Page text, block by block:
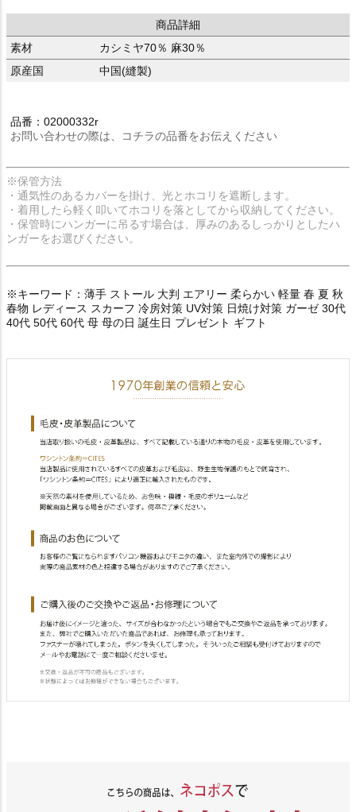
商品詳細
素材
カシミヤ70％ 麻30％
原産国
中国(縫製)
品番：02000332r
お問い合わせの際は、コチラの品番をお伝えください
※保管方法
・通気性のあるカバーを掛け、光とホコリを遮断します。
・着用したら軽く叩いてホコリを落としてから収納してください。
・保管時にハンガーに吊るす場合は、厚みのあるしっかりとしたハ
ンガーをお選びください。
※キーワード：薄手 ストール 大判 エアリー 柔らかい 軽量 春 夏 秋
春物 レディース スカーフ 冷房対策 UV対策 日焼け対策 ガーゼ 30代
40代 50代 60代 母 母の日 誕生日 プレゼント ギフト